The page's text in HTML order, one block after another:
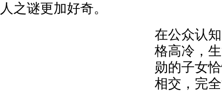
人之谜更加好奇。
在公众认
格高冷，
勋的子女
相交，完